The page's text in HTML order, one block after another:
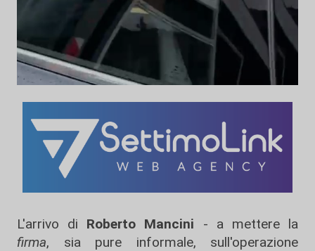
L'arrivo di Roberto Mancini - a mettere la
firma, sia pure informale, sull'operazione